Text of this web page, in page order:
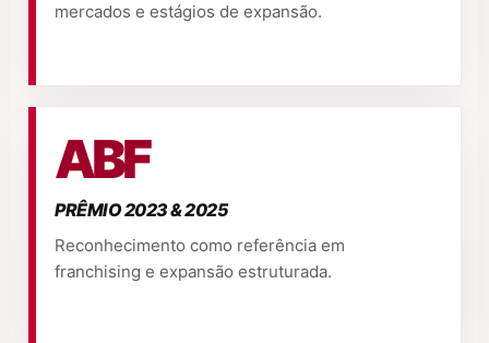
mercados e estágios de expansão.
ABF
PRÊMIO 2023 & 2025
Reconhecimento como referência em
franchising e expansão estruturada.